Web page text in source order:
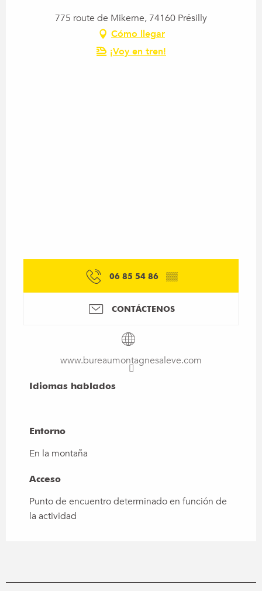
775 route de Mikerne, 74160 Présilly
Cómo llegar
¡Voy en tren!
06 85 54 86 ▒▒
CONTÁCTENOS
www.bureaumontagnesaleve.com
Idiomas hablados
Idiomas hablados
Entorno
Entorno
En la montaña
Acceso
Acceso
Punto de encuentro determinado en función de
la actividad